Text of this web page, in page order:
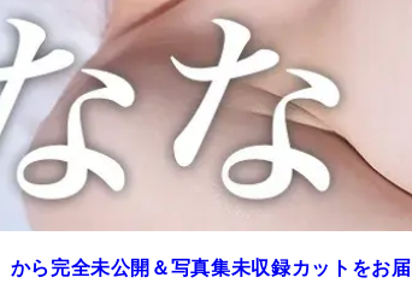
から完全未公開＆写真集未収録カットをお